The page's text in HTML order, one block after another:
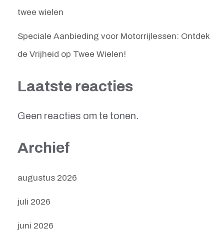
twee wielen
Speciale Aanbieding voor Motorrijlessen: Ontdek
de Vrijheid op Twee Wielen!
Laatste reacties
Geen reacties om te tonen.
Archief
augustus 2026
juli 2026
juni 2026